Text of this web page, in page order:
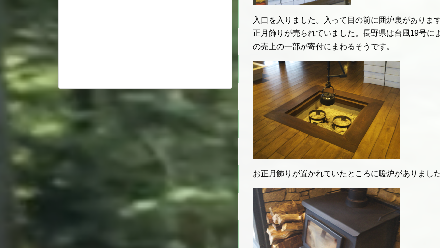
入口を入りました。入って目の前に囲炉裏がありま
正月飾りが売られていました。長野県は台風19号に
の売上の一部が寄付にまわるそうです。
お正月飾りが置かれていたところに暖炉がありまし